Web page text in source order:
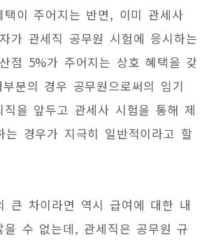
이 주어지는 반면, 이미 관세사
가 관세직 공무원 시험에 응시하는
점 5%가 주어지는 상호 혜택을 갖
분의 경우 공무원으로써의 임기
을 앞두고 관세사 시험을 통해 제
는 경우가 지극히 일반적이라고 할
큰 차이라면 역시 급여에 대한 내
수 없는데, 관세직은 공무원 규